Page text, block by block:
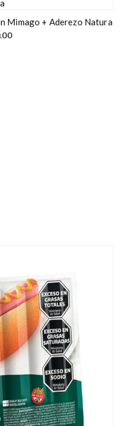
Mimago + Aderezo Natura